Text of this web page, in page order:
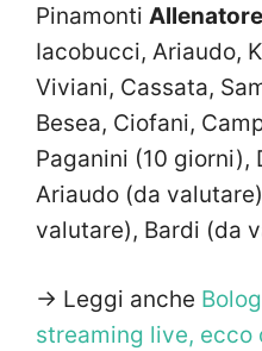
Pinamonti
Iacobucci, Ariaudo,
Viviani, Cassata,
Besea, Ciofani,
Paganini (10 giorni),
Ariaudo (da
valutare), Bardi (da
-> Leggi anche
streaming live, ecco